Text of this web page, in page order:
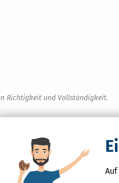
Richtigkeit und Vollständigkeit.